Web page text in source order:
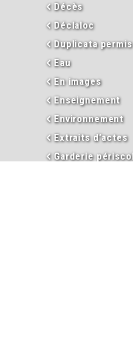
Décès
Déclaloc
Duplicata
Eau
En images
Enseignement
Environnement
Extraits d’actes
Garderie